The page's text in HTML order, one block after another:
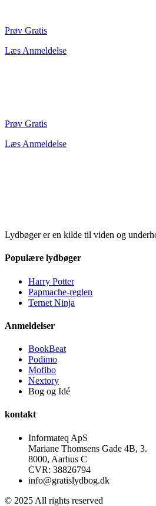
Prøv Gratis
Læs Anmeldelse
Prøv Gratis
Læs Anmeldelse
Lydbøger er en kilde til viden og
Populære lydbøger
Harry Potter
Papmache-reglen
Ternet Ninja
Anmeldelser
BookBeat
Podimo
Mofibo
Nextory
Bog og Idé
kontakt
Informateq ApS
Mariane Thomsens Gade 4B, 3.
8000, Aarhus C
CVR: 38826794
info@gratislydbog.dk
© 2025 All rights reserved